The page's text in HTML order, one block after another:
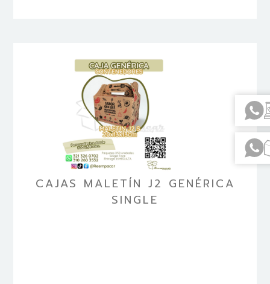
CAJAS MALETÍN J2 GENÉRICA
SINGLE